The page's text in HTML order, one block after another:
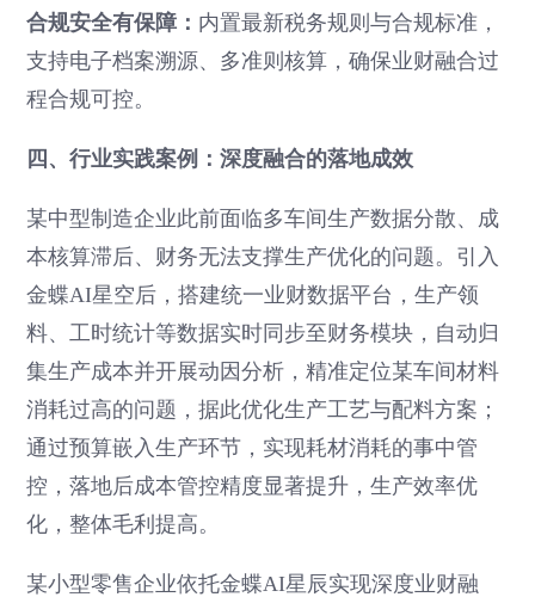
合规安全有保障： 内置最新税务规则与合规标准，
支持电子档案溯源、多准则核算，确保业财融合过
程合规可控。
四、行业实践案例：深度融合的落地成效
某中型制造企业此前面临多车间生产数据分散、成
本核算滞后、财务无法支撑生产优化的问题。引入
金蝶AI星空后，搭建统一业财数据平台，生产领
料、工时统计等数据实时同步至财务模块，自动归
集生产成本并开展动因分析，精准定位某车间材料
消耗过高的问题，据此优化生产工艺与配料方案；
通过预算嵌入生产环节，实现耗材消耗的事中管
控，落地后成本管控精度显著提升，生产效率优
化，整体毛利提高。
某小型零售企业依托金蝶AI星辰实现深度业财融